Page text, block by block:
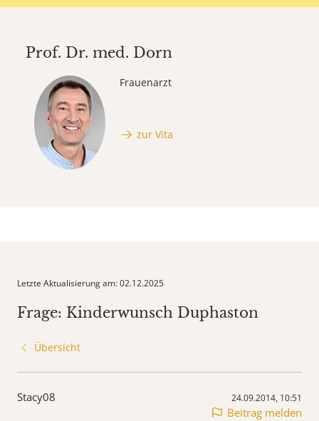
Prof. Dr. med. Dorn
Frauenarzt
zur Vita
Letzte Aktualisierung am: 02.12.2025
Frage: Kinderwunsch Duphaston
Übersicht
Stacy08 24.09.2014, 10:51
Beitrag melden